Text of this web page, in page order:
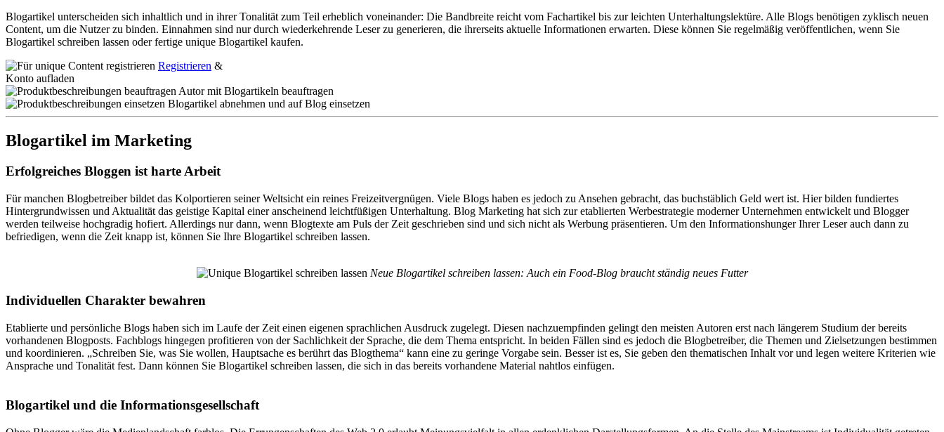
Blogartikel unterscheiden sich inhaltlich und in ihrer Tonalität zum Teil erheblich voneinander: Die Bandbreite reicht vom Fachartikel bis zur leichten Unterhaltungslektüre. Alle Blogs benötigen zyklisch neuen
Content, um die Nutzer zu binden. Einnahmen sind nur durch wiederkehrende Leser zu generieren, die ihrerseits aktuelle Informationen erwarten. Diese können Sie regelmäßig veröffentlichen, wenn Sie
Blogartikel schreiben lassen oder fertige unique Blogartikel kaufen.
Registrieren &
Konto aufladen
Autor mit Blogartikeln beauftragen
Blogartikel abnehmen und auf Blog einsetzen
Blogartikel im Marketing
Erfolgreiches Bloggen ist harte Arbeit
Für manchen Blogbetreiber bildet das Kolportieren seiner Weltsicht ein reines Freizeitvergnügen. Viele Blogs haben es jedoch zu Ansehen gebracht, das buchstäblich Geld wert ist. Hier bilden fundiertes
Hintergrundwissen und Aktualität das geistige Kapital einer anscheinend leichtfüßigen Unterhaltung. Blog Marketing hat sich zur etablierten Werbestrategie moderner Unternehmen entwickelt und Blogger
werden teilweise hochgradig hofiert. Allerdings nur dann, wenn Blogtexte am Puls der Zeit geschrieben sind und sich nicht als Werbung präsentieren. Um den Informationshunger Ihrer Leser auch dann zu
befriedigen, wenn die Zeit knapp ist, können Sie Ihre Blogartikel schreiben lassen.
Neue Blogartikel schreiben lassen: Auch ein Food-Blog braucht ständig neues Futter
Individuellen Charakter bewahren
Etablierte und persönliche Blogs haben sich im Laufe der Zeit einen eigenen sprachlichen Ausdruck zugelegt. Diesen nachzuempfinden gelingt den meisten Autoren erst nach längerem Studium der bereits
vorhandenen Blogposts. Fachblogs hingegen profitieren von der Sachlichkeit der Sprache, die dem Thema entspricht. In beiden Fällen sind es jedoch die Blogbetreiber, die Themen und Zielsetzungen bestimmen
und koordinieren. „Schreiben Sie, was Sie wollen, Hauptsache es berührt das Blogthema“ kann eine zu geringe Vorgabe sein. Besser ist es, Sie geben den thematischen Inhalt vor und legen weitere Kriterien wie
Ansprache und Tonalität fest. Dann können Sie Blogartikel schreiben lassen, die sich in das bereits vorhandene Material nahtlos einfügen.
Blogartikel und die Informationsgesellschaft